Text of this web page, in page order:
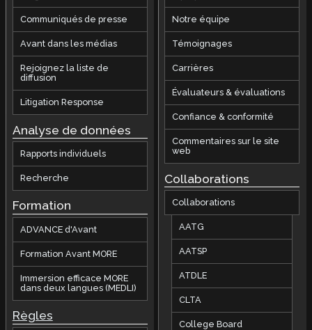
Communiqués de presse
Avant dans les médias
Rejoignez la liste de
diffusion
Litigation Response
Analyse de données
Rapports individuels
Recherche
Formation
ADVANCE d'Avant
Formation Avant MORE
Immersion efficace MORE
dans deux langues (MEDLI)
Règles
Notre équipe
Témoignages
Carrières
Évaluateurs & évaluations
Confiance & conformité
Commentaires sur le site
web
Collaborations
Collaborations
AATG
AATSP
ATDLE
CLTA
College Board